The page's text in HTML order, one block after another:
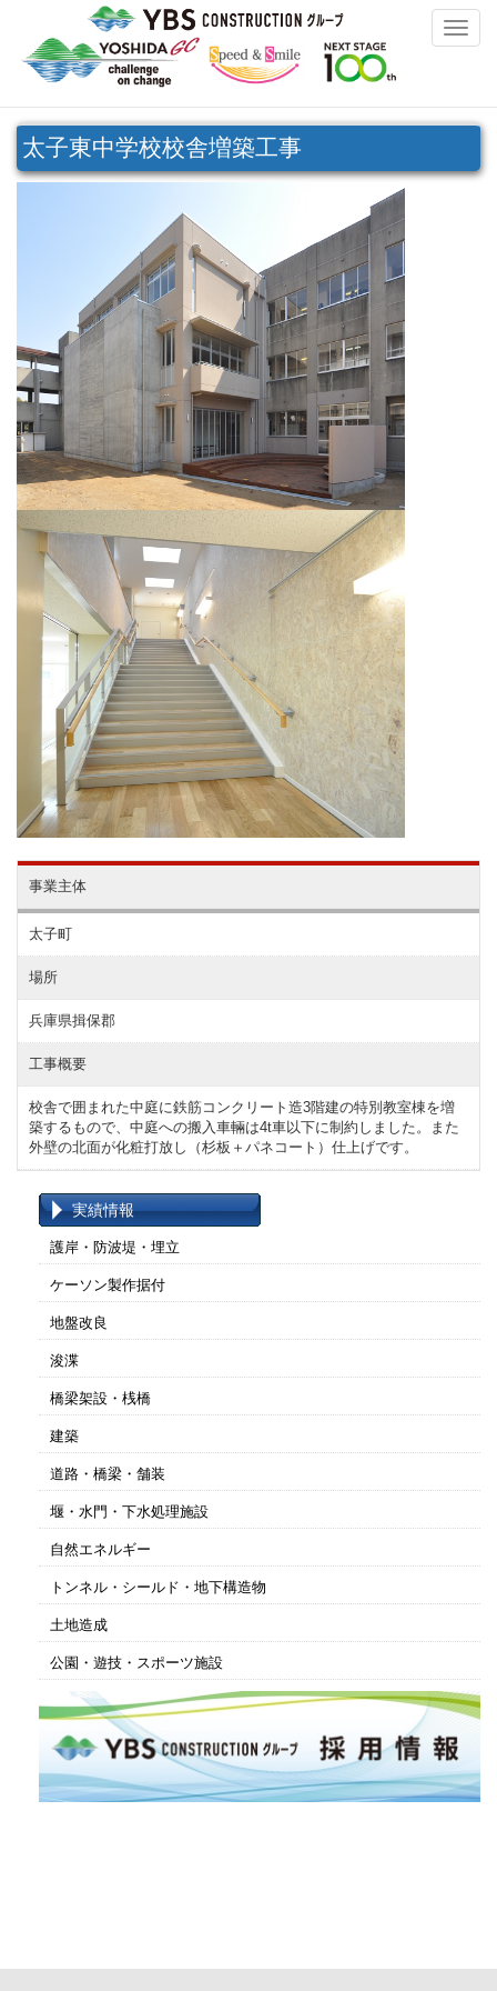
Toggle
太子東中学校校舎増築工事
事業主体
太子町
場所
兵庫県揖保郡
工事概要
校舎で囲まれた中庭に鉄筋コンクリート造3階建の特別教室棟を増
築するもので、中庭への搬入車輛は4t車以下に制約しました。また
外壁の北面が化粧打放し（杉板＋パネコート）仕上げです。
実績情報
護岸・防波堤・埋立
ケーソン製作据付
地盤改良
浚渫
橋梁架設・桟橋
建築
道路・橋梁・舗装
堰・水門・下水処理施設
自然エネルギー
トンネル・シールド・地下構造物
土地造成
公園・遊技・スポーツ施設